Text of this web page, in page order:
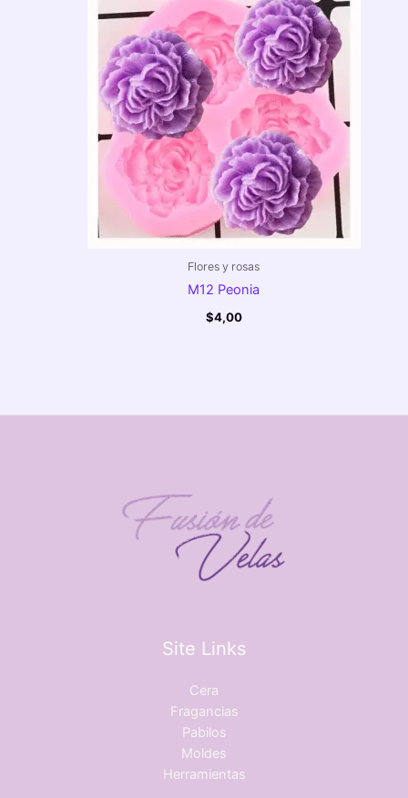
Flores y rosas
M12 Peonia
$4,00
Site Links
Cera
Fragancias
Pabilos
Moldes
Herramientas